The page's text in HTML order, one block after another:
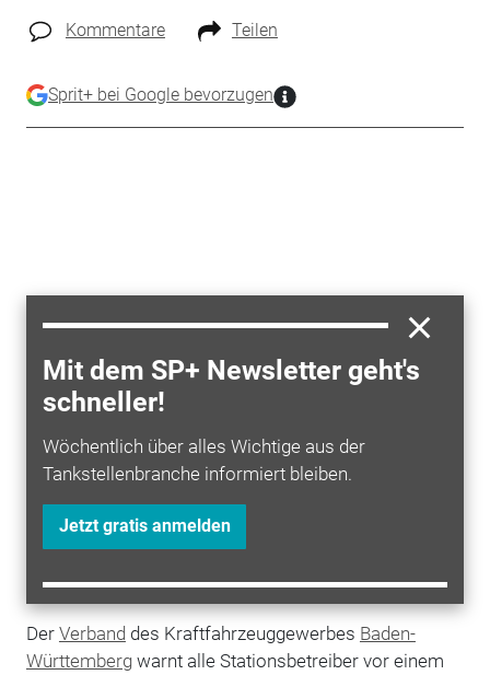
Kommentare Teilen
Sprit+ bei Google bevorzugen
Mit dem SP+ Newsletter geht's
schneller!
Wöchentlich über alles Wichtige aus der
Tankstellenbranche informiert bleiben.
Jetzt gratis anmelden
Der Verband des Kraftfahrzeuggewerbes Baden-
Württembergwarnt alle Stationsbetreiber vor einem